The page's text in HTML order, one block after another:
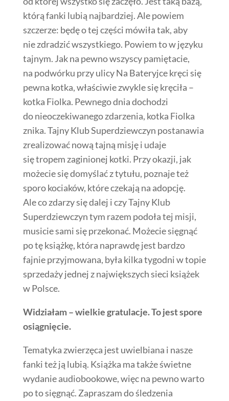
którą fanki lubią najbardziej. Ale powiem
szczerze: będę o tej części mówiła tak, aby
nie zdradzić wszystkiego. Powiem to w języku
tajnym. Jak na pewno wszyscy pamiętacie,
na podwórku przy ulicy Na Bateryjce kręci się
pewna kotka, właściwie zwykle się kręciła –
kotka Fiolka. Pewnego dnia dochodzi
do nieoczekiwanego zdarzenia, kotka Fiolka
znika. Tajny Klub Superdziewczyn postanawia
zrealizować nową tajną misję i udaje
się tropem zaginionej kotki. Przy okazji, jak
możecie się domyślać z tytułu, poznaje też
sporo kociaków, które czekają na adopcję.
Ale co zdarzy się dalej i czy Tajny Klub
Superdziewczyn tym razem podoła tej misji,
musicie sami się przekonać. Możecie sięgnąć
po tę książkę, która naprawdę jest bardzo
fajnie przyjmowana, była kilka tygodni w topie
sprzedaży jednej z największych sieci książek
w Polsce.
Widziałam – wielkie gratulacje. To jest spore
osiągnięcie.
Tematyka zwierzęca jest uwielbiana i nasze
fanki też ją lubią. Książka ma także świetne
wydanie audiobookowe, więc na pewno warto
po to sięgnąć. Zapraszam do śledzenia